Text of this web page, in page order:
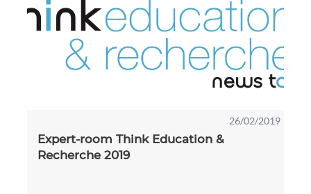
26/02/2019
Expert-room Think Education &
Recherche 2019